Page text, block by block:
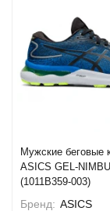
Мужские беговые
ASICS GEL-
(1011B359-003)
Бренд: ASICS